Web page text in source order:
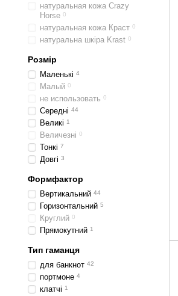
натуральная кожа Crazy
Horse 0
натуральная кожа Краст 0
натуральна шкіра Krast 0
Розмір
Маленькі 4
Малый 0
не использовать 0
Середні 44
Великі 1
Величезні 0
Тонкі 7
Довгі 3
Формфактор
Вертикальний 44
Горизонтальний 5
Круглий 0
Прямокутний 1
Тип гаманця
для банкнот 42
портмоне 4
клатчі 1